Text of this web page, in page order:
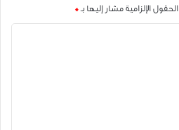
الحقول الإلزامية مشار إليها بـ *